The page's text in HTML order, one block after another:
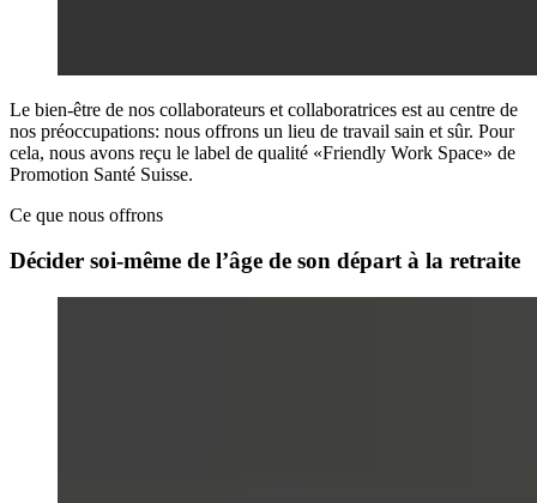
Le bien-être de nos collaborateurs et collaboratrices est au centre de
nos préoccupations: nous offrons un lieu de travail sain et sûr. Pour
cela, nous avons reçu le label de qualité «Friendly Work Space» de
Promotion Santé Suisse.
Ce que nous offrons
Décider soi-même de l’âge de son départ à la retraite